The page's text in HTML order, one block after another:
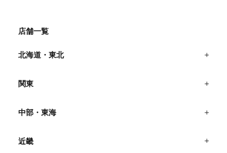
店舗一覧
北海道・東北
関東
中部・東海
近畿